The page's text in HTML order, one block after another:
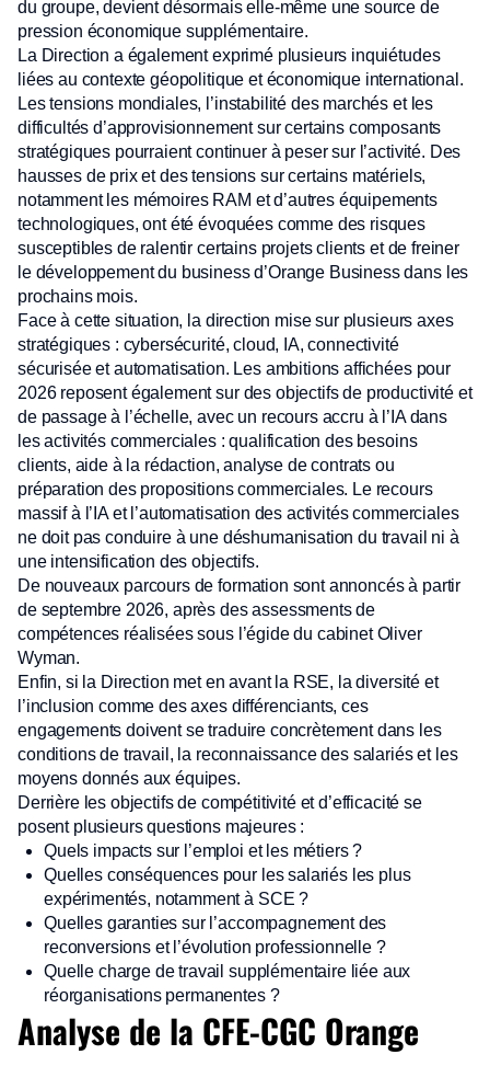
du groupe, devient désormais elle-même une source de
pression économique supplémentaire.
La Direction a également exprimé plusieurs inquiétudes
liées au contexte géopolitique et économique international.
Les tensions mondiales, l’instabilité des marchés et les
difficultés d’approvisionnement sur certains composants
stratégiques pourraient continuer à peser sur l’activité. Des
hausses de prix et des tensions sur certains matériels,
notamment les mémoires RAM et d’autres équipements
technologiques, ont été évoquées comme des risques
susceptibles de ralentir certains projets clients et de freiner
le développement du business d’Orange Business dans les
prochains mois.
Face à cette situation, la direction mise sur plusieurs axes
stratégiques : cybersécurité, cloud, IA, connectivité
sécurisée et automatisation. Les ambitions affichées pour
2026 reposent également sur des objectifs de productivité et
de passage à l’échelle, avec un recours accru à l’IA dans
les activités commerciales : qualification des besoins
clients, aide à la rédaction, analyse de contrats ou
préparation des propositions commerciales. Le recours
massif à l’IA et l’automatisation des activités commerciales
ne doit pas conduire à une déshumanisation du travail ni à
une intensification des objectifs.
De nouveaux parcours de formation sont annoncés à partir
de septembre 2026, après des assessments de
compétences réalisées sous l’égide du cabinet Oliver
Wyman.
Enfin, si la Direction met en avant la RSE, la diversité et
l’inclusion comme des axes différenciants, ces
engagements doivent se traduire concrètement dans les
conditions de travail, la reconnaissance des salariés et les
moyens donnés aux équipes.
Derrière les objectifs de compétitivité et d’efficacité se
posent plusieurs questions majeures :
Quels impacts sur l’emploi et les métiers ?
Quelles conséquences pour les salariés les plus
expérimentés, notamment à SCE ?
Quelles garanties sur l’accompagnement des
reconversions et l’évolution professionnelle ?
Quelle charge de travail supplémentaire liée aux
réorganisations permanentes ?
Analyse de la CFE-CGC Orange